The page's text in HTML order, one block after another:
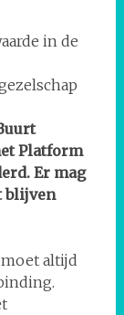
in de
Platform
Er mag
blijven
altijd